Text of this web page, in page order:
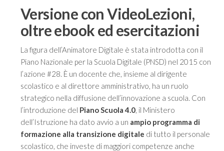
Versione con VideoLezioni,
oltre ebook ed esercitazioni
La figura dell’Animatore Digitale è stata introdotta con il
Piano Nazionale per la Scuola Digitale (PNSD) nel 2015 con
l’azione #28. È un docente che, insieme al dirigente
scolastico e al direttore amministrativo, ha un ruolo
strategico nella diffusione dell’innovazione a scuola. Con
l’introduzione del Piano Scuola 4.0, il Ministero
dell’Istruzione ha dato avvio a un ampio programma di
formazione alla transizione digitale di tutto il personale
scolastico, che investe di maggiori competenze anche